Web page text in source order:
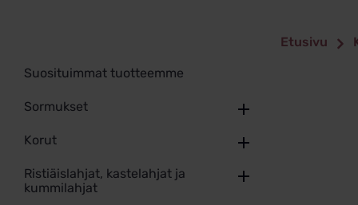
Suosituimmat tuotteemme
Sormukset
Korut
Ristiäislahjat, kastelahjat ja
kummilahjat
Etusivu